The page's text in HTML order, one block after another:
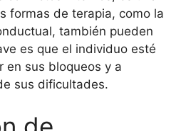
formas de terapia, como la
también pueden
es que el individuo esté
en sus bloqueos y a
sus dificultades.